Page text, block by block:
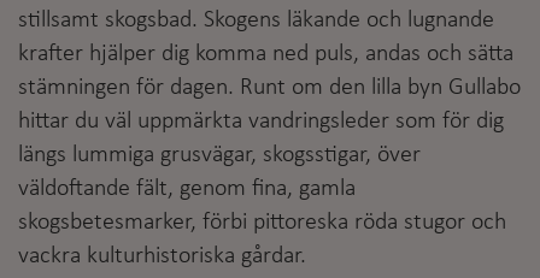
stillsamt skogsbad. Skogens läkande och lugnande
krafter hjälper dig komma ned puls, andas och sätta
stämningen för dagen. Runt om den lilla byn Gullabo
hittar du väl uppmärkta vandringsleder som för dig
längs lummiga grusvägar, skogsstigar, över
väldoftande fält, genom fina, gamla
skogsbetesmarker, förbi pittoreska röda stugor och
vackra kulturhistoriska gårdar.